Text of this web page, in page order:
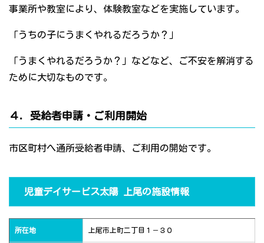
事業所や教室により、体験教室などを実施しています。
「うちの子にうまくやれるだろうか？」
「うまくやれるだろうか？」などなど、ご不安を解消する
ために大切なものです。
４．受給者申請・ご利用開始
市区町村へ通所受給者申請、ご利用の開始です。
児童デイサービス太陽 上尾の施設情報
所在地 上尾市上町二丁目１－３０